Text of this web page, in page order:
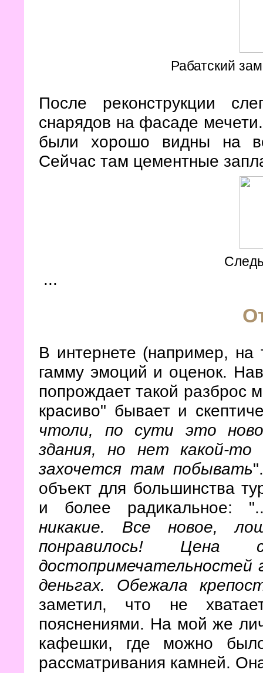
Рабатский
После реконструкции
снарядов на фасаде
были хорошо видны на
Сейчас там цементные
...
В интернете (например,
гамму эмоций и оценок.
попрождает такой разброс
красиво" бывает и
чтоли, по сути это
здания, но нет какой-то
захочется там побывать
объект для большинства
и более радикальное:
никакие. Все новое,
понравилось!
достопримечательностей
деньгах. Обежала
заметил, что не
пояснениями. На мой же
кафешки, где можно
рассматривания камней.